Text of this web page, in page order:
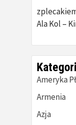
Ala Kol –
Ameryka
Armenia
Azja